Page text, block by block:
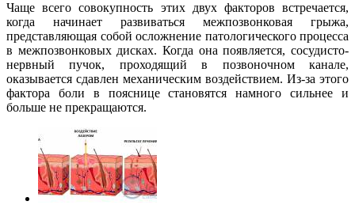
Чаще всего совокупность этих двух факторов встречается,
когда начинает развиваться межпозвонковая грыжа,
представляющая собой осложнение патологического процесса
в межпозвонковых дисках. Когда она появляется, сосудисто-
нервный пучок, проходящий в позвоночном канале,
оказывается сдавлен механическим воздействием. Из-за этого
фактора боли в пояснице становятся намного сильнее и
больше не прекращаются.